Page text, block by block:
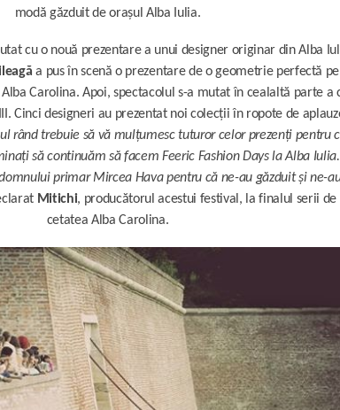
modă găzduit de orașul Alba Iulia.
cu o nouă prezentare a unui designer originar din Alba
a pus în scenă o prezentare de o geometrie perfectă
Carolina. Apoi, spectacolul s-a mutat în cealaltă parte a
Cinci designeri au prezentat noi colecții în ropote de
rând trebuie să vă mulțumesc tuturor celor prezenți pentru
să continuăm să facem Feeric Fashion Days la Alba
primar Mircea Hava pentru că ne-au găzduit și ne-
Mitichi, producătorul acestui festival, la finalul serii de
cetatea Alba Carolina.